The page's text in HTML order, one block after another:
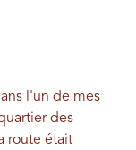
l'un de mes
des
route était